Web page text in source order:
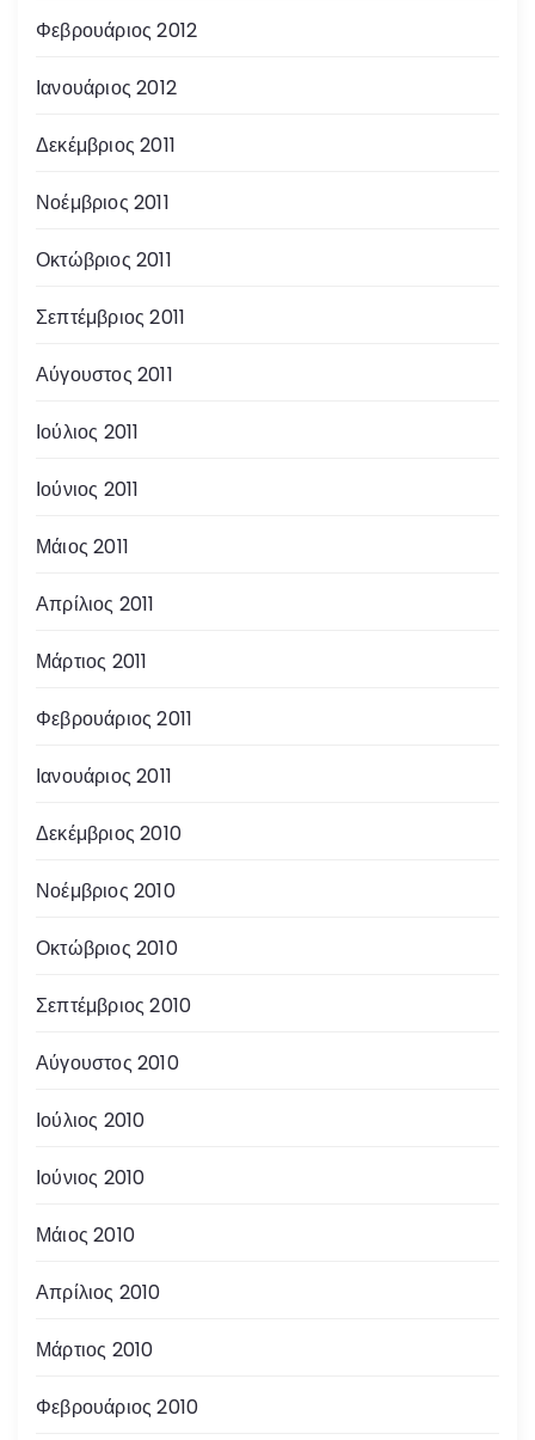
Φεβρουάριος 2012
Ιανουάριος 2012
Δεκέμβριος 2011
Νοέμβριος 2011
Οκτώβριος 2011
Σεπτέμβριος 2011
Αύγουστος 2011
Ιούλιος 2011
Ιούνιος 2011
Μάιος 2011
Απρίλιος 2011
Μάρτιος 2011
Φεβρουάριος 2011
Ιανουάριος 2011
Δεκέμβριος 2010
Νοέμβριος 2010
Οκτώβριος 2010
Σεπτέμβριος 2010
Αύγουστος 2010
Ιούλιος 2010
Ιούνιος 2010
Μάιος 2010
Απρίλιος 2010
Μάρτιος 2010
Φεβρουάριος 2010